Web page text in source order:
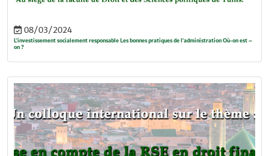
08/03/2024
L’investissement socialement responsable Les bonnes pratiques de l’administration Où-on est –
on ?